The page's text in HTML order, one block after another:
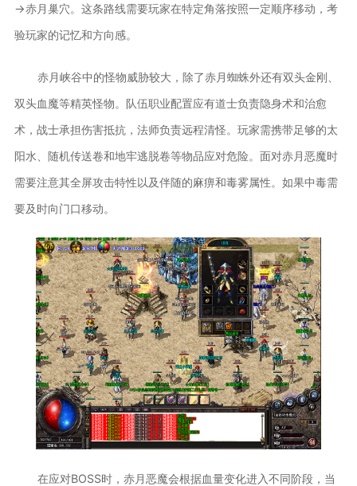
→赤月巢穴。这条路线需要玩家在特定角落按照一定顺序移动，考
验玩家的记忆和方向感。
赤月峡谷中的怪物威胁较大，除了赤月蜘蛛外还有双头金刚、
双头血魔等精英怪物。队伍职业配置应有道士负责隐身术和治愈
术，战士承担伤害抵抗，法师负责远程清怪。玩家需携带足够的太
阳水、随机传送卷和地牢逃脱卷等物品应对危险。面对赤月恶魔时
需要注意其全屏攻击特性以及伴随的麻痹和毒雾属性。如果中毒需
要及时向门口移动。
在应对BOSS时，赤月恶魔会根据血量变化进入不同阶段，当